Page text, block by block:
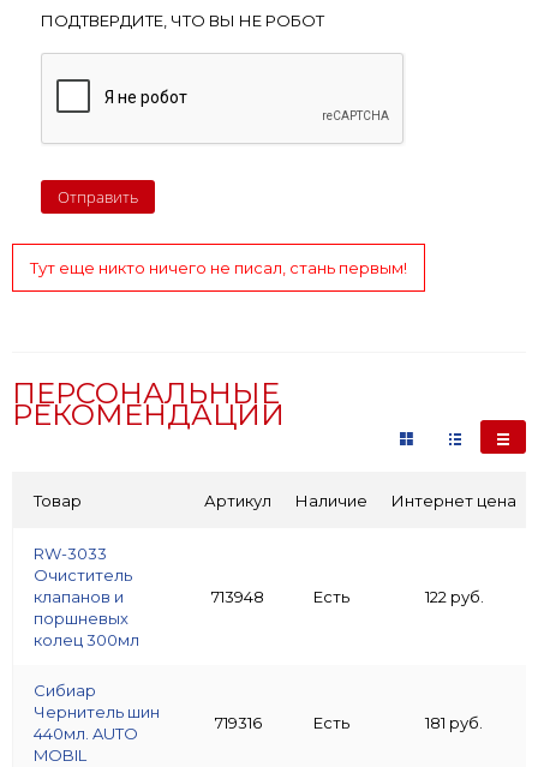
ПОДТВЕРДИТЕ, ЧТО ВЫ НЕ РОБОТ
Тут еще никто ничего не писал, стань первым!
ПЕРСОНАЛЬНЫЕ
РЕКОМЕНДАЦИИ
Товар
RW-3033
Очиститель
клапанов и
поршневых
колец 300мл
Сибиар
Чернитель шин
440мл. AUTO
MOBIL
Артикул Наличие Интернет цена
713948 Есть 122 руб.
719316 Есть 181 руб.